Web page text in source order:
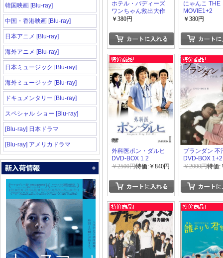
韓国映画 [Blu-ray]
中国・香港映画 [Blu-ray]
日本アニメ [Blu-ray]
海外アニメ [Blu-ray]
日本ミュージック [Blu-ray]
海外ミュージック [Blu-ray]
ドキュメンタリー [Blu-ray]
スペシャル ショー [Blu-ray]
[Blu-ray] 日本ドラマ
[Blu-ray] アメリカドラマ
ホテル・バディーズ
ワンちゃん救出大作
戦
￥380円
にゃんこ THE
MOVIE1+2
￥380円
外科医ポン・ダルヒ
DVD-BOX 1 2
￥2500円特価:￥840円
プランダン 不
DVD-BOX 1+2
￥2000円特価: